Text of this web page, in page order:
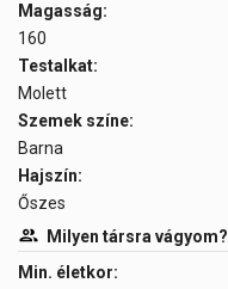
Magasság:
160
Testalkat:
Molett
Szemek színe:
Barna
Hajszín:
Őszes
Milyen társra vágyom?
Min. életkor: